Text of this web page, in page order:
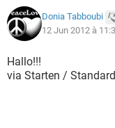
Donia Tabboubi
12 Jun 2012 à
Hallo!!!
via Starten /